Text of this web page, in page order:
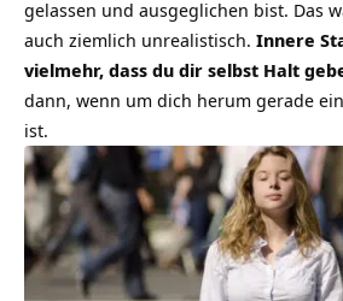
gelassen und ausgeglichen bist. Das
auch ziemlich unrealistisch. Innere
vielmehr, dass du dir selbst Halt
dann, wenn um dich herum gerade
ist.